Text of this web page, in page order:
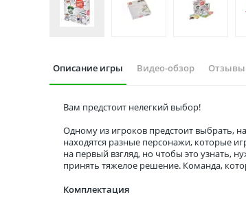
Описание игры Видео-обзор Отзывы
Вам предстоит нелегкий выбор!
Одному из игроков предстоит выбрать,
находятся разные персонажи, которые
на первый взгляд, но чтобы это узнать,
принять тяжелое решение. Команда,
Комплектация